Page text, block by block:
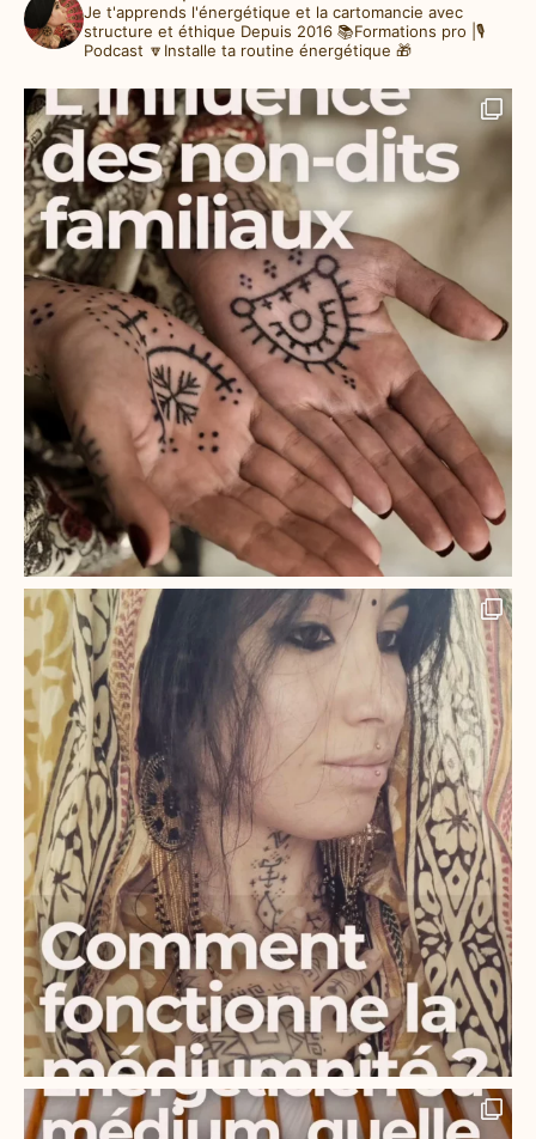
Je t'apprends l'énergétique et la cartomancie avec
structure et éthique Depuis 2016 📚Formations pro |🎙️
Podcast 🔽Installe ta routine énergétique 🎁